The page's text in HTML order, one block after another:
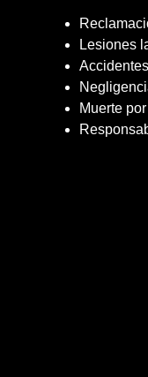
Lesiones
Muerte